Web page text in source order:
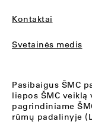
Kontaktai
Svetainės medis
Pasibaigus ŠMC
liepos ŠMC veiklą
pagrindiniame
rūmų padalinyje